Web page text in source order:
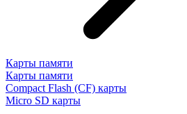
Карты памяти
Карты памяти
Compact Flash (CF) карты
Micro SD карты